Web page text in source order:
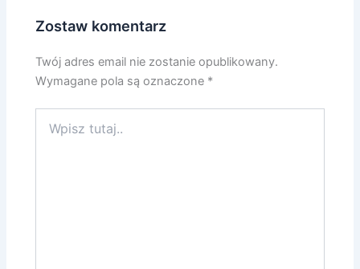
Zostaw komentarz
Twój adres email nie zostanie opublikowany.
Wymagane pola są oznaczone *
tutaj..